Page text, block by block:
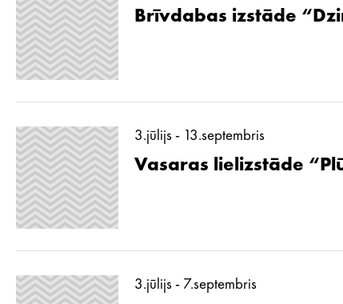
Brīvdabas izstāde
3.jūlijs - 13.septembris
Vasaras lielizstāde
3.jūlijs - 7.septembris